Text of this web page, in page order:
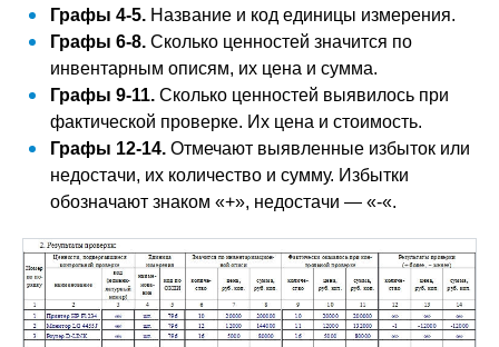
Графы 4-5. Название и код единицы измерения.
Графы 6-8. Сколько ценностей значится по
инвентарным описям, их цена и сумма.
Графы 9-11. Сколько ценностей выявилось при
фактической проверке. Их цена и стоимость.
Графы 12-14. Отмечают выявленные избыток или
недостачи, их количество и сумму. Избытки
обозначают знаком «+», недостачи — «-«.